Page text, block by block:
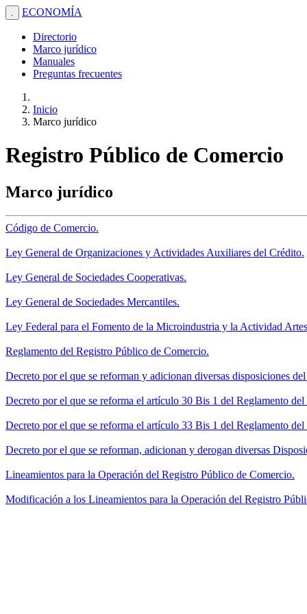
. ECONOMÍA
Directorio
Marco jurídico
Manuales
Preguntas frecuentes
Inicio
Marco jurídico
Registro Público de Comercio
Marco jurídico
Código de Comercio.
Ley General de Organizaciones y Actividades Auxiliares del Crédito.
Ley General de Sociedades Cooperativas.
Ley General de Sociedades Mercantiles.
Ley Federal para el Fomento de la Microindustria y la Actividad
Reglamento del Registro Público de Comercio.
Decreto por el que se reforman y adicionan diversas disposiciones
Decreto por el que se reforma el artículo 30 Bis 1 del Reglamento
Decreto por el que se reforma el artículo 33 Bis 1 del Reglamento
Decreto por el que se reforman, adicionan y derogan diversas
Lineamientos para la Operación del Registro Público de Comercio.
Modificación a los Lineamientos para la Operación del Registro